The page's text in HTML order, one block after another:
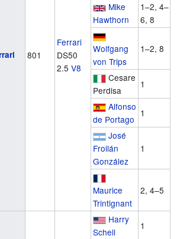
801
Ferrari
DS50
2.5 V8
Mike
Hawthorn
1–2, 4–
6, 8
Wolfgang
von Trips
1–2, 8
Cesare
Perdisa
1
Alfonso
de Portago
1
José
Froilán
González
1
Maurice
Trintignant
2, 4–5
Harry
Schell
1